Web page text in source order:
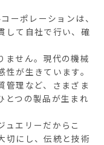
ーポレーションは、
して自社で行い、確
ません。現代の機械
が生きています。
管理など、さまざま
とつの製品が生まれ
ュエリーだからこ
切にし、伝統と技術